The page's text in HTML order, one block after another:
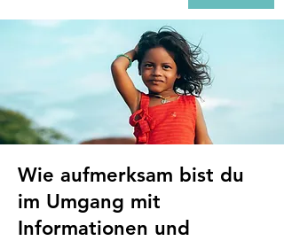
Wie aufmerksam bist du
im Umgang mit
Informationen und